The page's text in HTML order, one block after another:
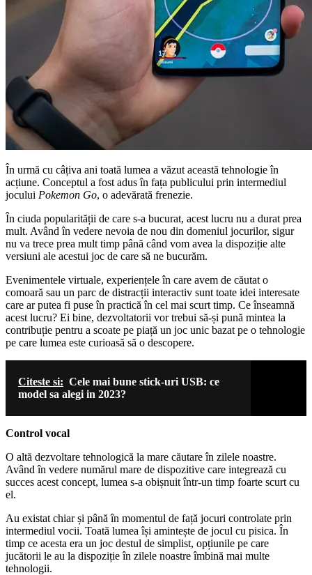
În urmă cu câțiva ani toată lumea a văzut această tehnologie în
acțiune. Conceptul a fost adus în fața publicului prin intermediul
jocului Pokemon Go, o adevărată frenezie.
În ciuda popularității de care s-a bucurat, acest lucru nu a durat prea
mult. Având în vedere nevoia de nou din domeniul jocurilor, sigur
nu va trece prea mult timp până când vom avea la dispoziție alte
versiuni ale acestui joc de care să ne bucurăm.
Evenimentele virtuale, experiențele în care avem de căutat o
comoară sau un parc de distracții interactiv sunt toate idei interesate
care ar putea fi puse în practică în cel mai scurt timp. Ce înseamnă
acest lucru? Ei bine, dezvoltatorii vor trebui să-și pună mintea la
contribuție pentru a scoate pe piață un joc unic bazat pe o tehnologie
pe care lumea este curioasă să o descopere.
Citeste si: Cele mai bune stick-uri USB: ce
model sa alegi in 2023?
Control vocal
O altă dezvoltare tehnologică la mare căutare în zilele noastre.
Având în vedere numărul mare de dispozitive care integrează cu
succes acest concept, lumea s-a obișnuit într-un timp foarte scurt cu
el.
Au existat chiar și până în momentul de față jocuri controlate prin
intermediul vocii. Toată lumea își amintește de jocul cu pisica. În
timp ce acesta era un joc destul de simplist, opțiunile pe care
jucătorii le au la dispoziție în zilele noastre îmbină mai multe
tehnologii.